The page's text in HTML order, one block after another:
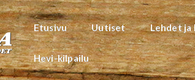
Etusivu Uutiset Lehdet ja
Hevi-kilpailu